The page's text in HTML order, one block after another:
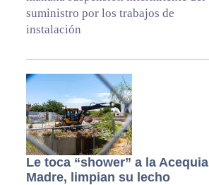
suministro por los trabajos de
instalación
Le toca “shower” a la Acequia
Madre, limpian su lecho